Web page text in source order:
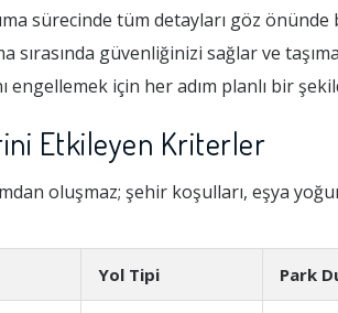
sürecinde tüm detayları göz
sırasında güvenliğinizi sağlar ve
engellemek için her adım planlı bir
Etkileyen Kriterler
oluşmaz; şehir koşulları, eşya
Yol Tipi Park